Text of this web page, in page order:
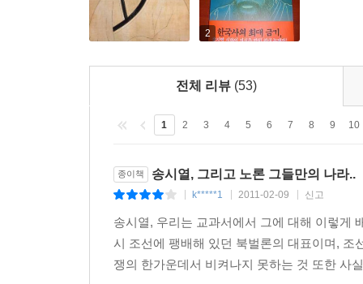
대한 찬사는 그릇된 것임을 밝혀냈다. 이는 집
받았지만, 그 찬사는 공허한 것임을 역사가는 증명
저자는 시대의 변화 요구를 실현하는 데 목숨을
그러나 송시열은 사대부 계급의 이익과 노론의
잡았으나 이는 백성들의 나라가 아니라 그들의 나
지역감정이나 비이성적 당쟁이 나라의 운명을 결
경제·사회적으로 격변기의 한 가운데 있던 송
그리고 그를 추종하는 세력들은 송시열에 대
성인으로 추앙되었고, 노론은 조선이 멸망한
2
전체 리뷰 (53)
1 2 3 4 5 6 7 8 9 10
종이책 송시열, 그리고 노론 그들만의 나라..
k*****1 2011-02-09 신고
송시열, 우리는 교과서에서 그에 대해 이렇게
시 조선에 팽배해 있던 북벌론의 대표이며, 조
쟁의 한가운데서 비켜나지 못하는 것 또한 사